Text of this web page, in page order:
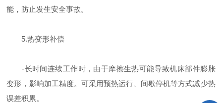
能，防止发生安全事故。
5.热变形补偿
-长时间连续工作时，由于摩擦生热可能导致机床部件膨胀
变形，影响加工精度。可采用预热运行、间歇停机等方式减少热
误差积累。